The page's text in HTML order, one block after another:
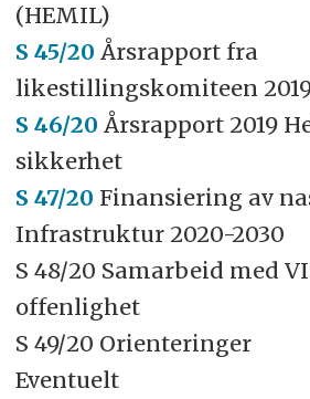
(HEMIL)
S 45/20 Årsrapport fra
likestillingskomiteen
S 46/20 Årsrapport 2019
sikkerhet
S 47/20 Finansiering av
Infrastruktur 2020-2030
S 48/20 Samarbeid med
offenlighet
S 49/20 Orienteringer
Eventuelt